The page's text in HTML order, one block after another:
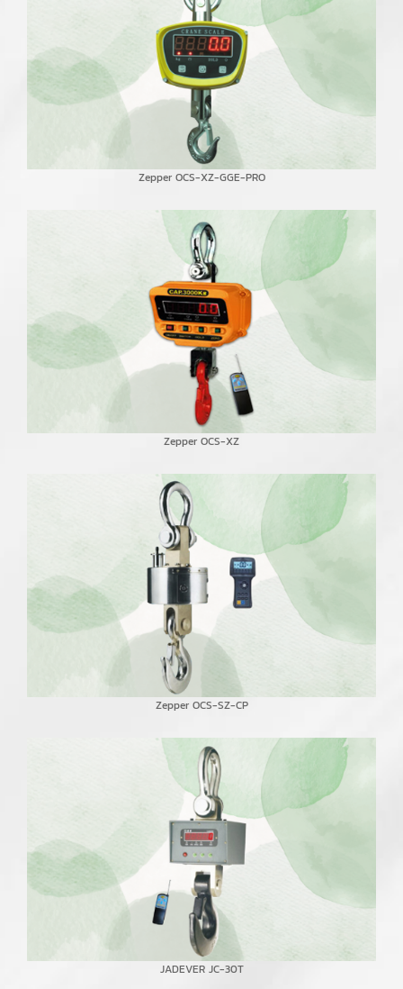
Zepper OCS-XZ-GGE-PRO
Zepper OCS-XZ
Zepper OCS-SZ-CP
JADEVER JC-30T